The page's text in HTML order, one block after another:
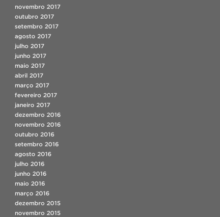
novembro 2017
outubro 2017
setembro 2017
agosto 2017
julho 2017
junho 2017
maio 2017
abril 2017
março 2017
fevereiro 2017
janeiro 2017
dezembro 2016
novembro 2016
outubro 2016
setembro 2016
agosto 2016
julho 2016
junho 2016
maio 2016
março 2016
dezembro 2015
novembro 2015